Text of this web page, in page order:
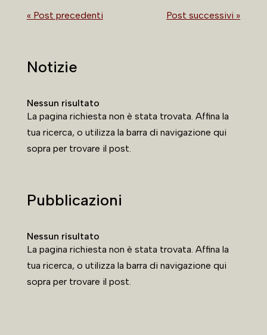
« Post precedenti Post successivi »
Notizie
Nessun risultato
La pagina richiesta non è stata trovata. Affina la
tua ricerca, o utilizza la barra di navigazione qui
sopra per trovare il post.
Pubblicazioni
Nessun risultato
La pagina richiesta non è stata trovata. Affina la
tua ricerca, o utilizza la barra di navigazione qui
sopra per trovare il post.